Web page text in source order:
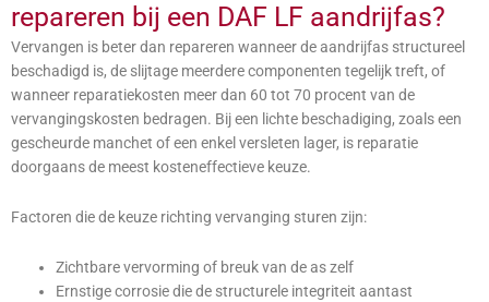
repareren bij een DAF LF aandrijfas?
Vervangen is beter dan repareren wanneer de aandrijfas structureel
beschadigd is, de slijtage meerdere componenten tegelijk treft, of
wanneer reparatiekosten meer dan 60 tot 70 procent van de
vervangingskosten bedragen. Bij een lichte beschadiging, zoals een
gescheurde manchet of een enkel versleten lager, is reparatie
doorgaans de meest kosteneffectieve keuze.
Factoren die de keuze richting vervanging sturen zijn:
Zichtbare vervorming of breuk van de as zelf
Ernstige corrosie die de structurele integriteit aantast